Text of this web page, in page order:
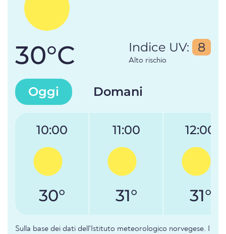
30°C Indice UV: 8
Alto rischio
Oggi Domani
10:00
30°
11:00
31°
12:00
31°
Sulla base dei dati dell'Istituto meteorologico norvegese. I